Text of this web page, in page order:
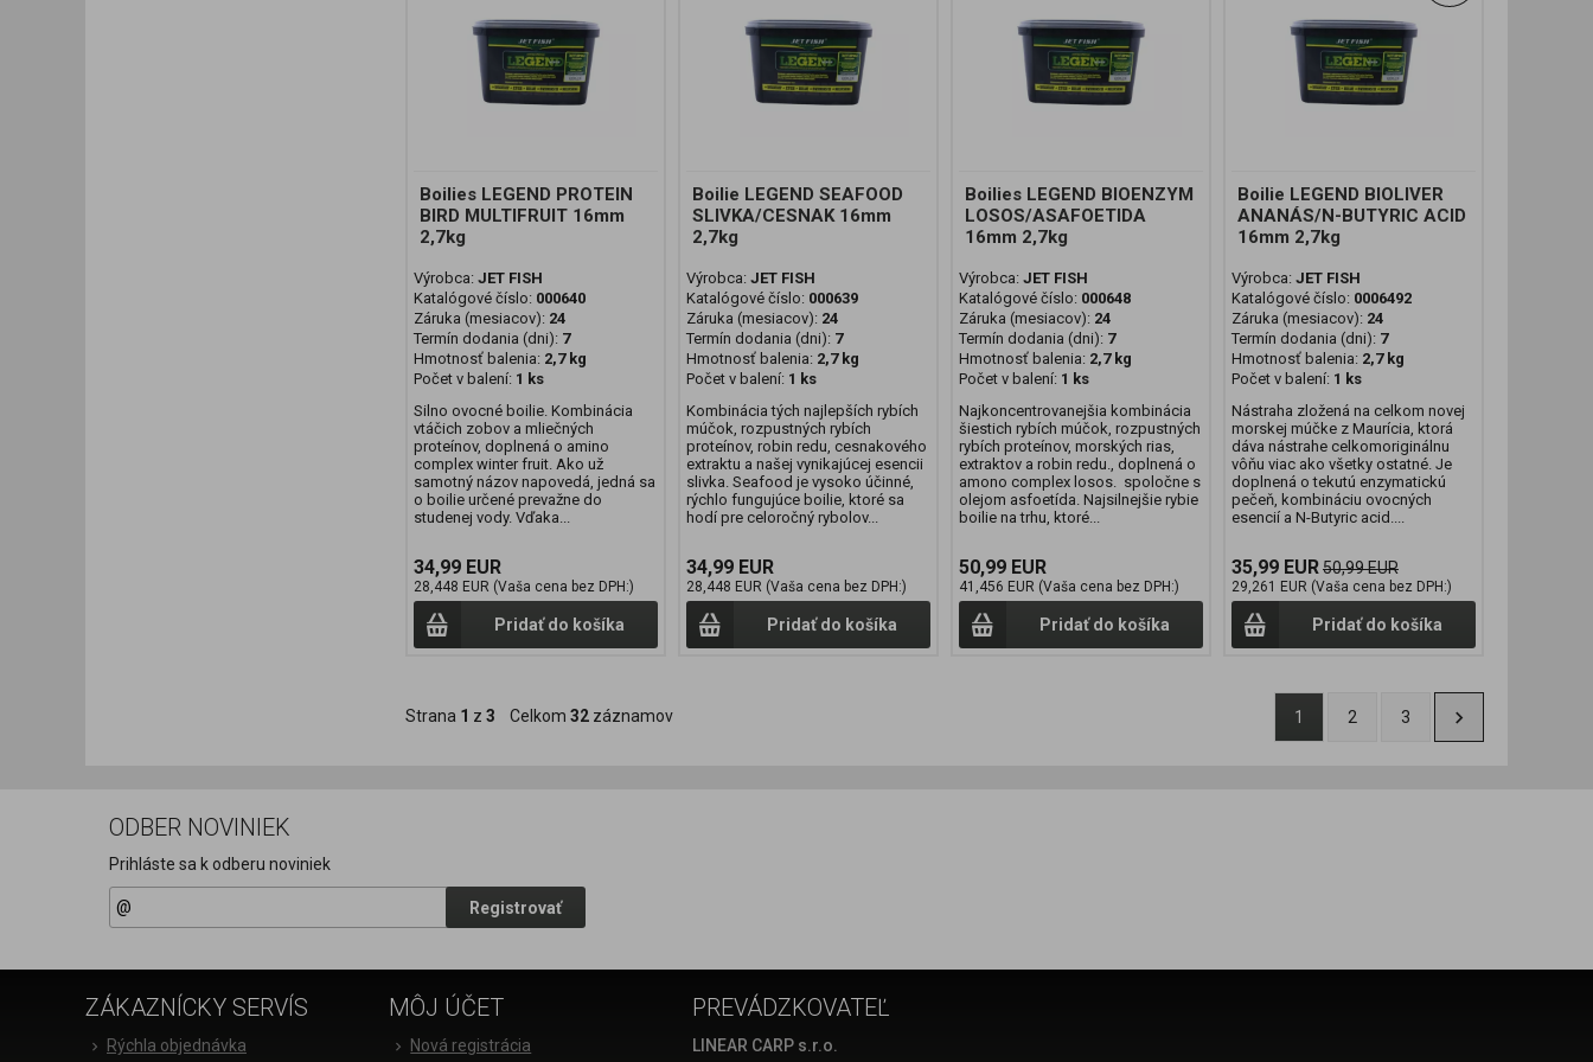
Boilies LEGEND PROTEIN
BIRD MULTIFRUIT 16mm
2,7kg
Výrobca: JET FISH
Katalógové číslo: 000640
Záruka (mesiacov): 24
Termín dodania (dni): 7
Hmotnosť balenia: 2,7 kg
Počet v balení: 1 ks
Silno ovocné boilie. Kombinácia
vtáčich zobov a mliečných
proteínov, doplnená o amino
complex winter fruit. Ako už
samotný názov napovedá, jedná sa
o boilie určené prevažne do
studenej vody. Vďaka...
34,99 EUR
28,448 EUR (Vaša cena bez DPH:)
Pridať do košíka
Boilie LEGEND SEAFOOD
SLIVKA/CESNAK 16mm
2,7kg
Výrobca: JET FISH
Katalógové číslo: 000639
Záruka (mesiacov): 24
Termín dodania (dni): 7
Hmotnosť balenia: 2,7 kg
Počet v balení: 1 ks
Kombinácia tých najlepších rybích
múčok, rozpustných rybích
proteínov, robin redu, cesnakového
extraktu a našej vynikajúcej esencii
slivka. Seafood je vysoko účinné,
rýchlo fungujúce boilie, ktoré sa
hodí pre celoročný rybolov...
34,99 EUR
28,448 EUR (Vaša cena bez DPH:)
Pridať do košíka
Boilies LEGEND BIOENZYM
LOSOS/ASAFOETIDA
16mm 2,7kg
Výrobca: JET FISH
Katalógové číslo: 000648
Záruka (mesiacov): 24
Termín dodania (dni): 7
Hmotnosť balenia: 2,7 kg
Počet v balení: 1 ks
Najkoncentrovanejšia kombinácia
šiestich rybích múčok, rozpustných
rybích proteínov, morských rias,
extraktov a robin redu., doplnená o
amono complex losos. spoločne s
olejom asfoetída. Najsilnejšie rybie
boilie na trhu, ktoré...
50,99 EUR
41,456 EUR (Vaša cena bez DPH:)
Pridať do košíka
Boilie LEGEND BIOLIVER
ANANÁS/N-BUTYRIC ACID
16mm 2,7kg
Výrobca: JET FISH
Katalógové číslo: 0006492
Záruka (mesiacov): 24
Termín dodania (dni): 7
Hmotnosť balenia: 2,7 kg
Počet v balení: 1 ks
Nástraha zložená na celkom novej
morskej múčke z Maurícia, ktorá
dáva nástrahe celkomoriginálnu
vôňu viac ako všetky ostatné. Je
doplnená o tekutú enzymatickú
pečeň, kombináciu ovocných
esencií a N-Butyric acid....
35,99 EUR50,99 EUR
29,261 EUR (Vaša cena bez DPH:)
Pridať do košíka
Strana 1 z 3 Celkom 32 záznamov 1 2 3
ODBER NOVINIEK
Prihláste sa k odberu noviniek
Registrovať
ZÁKAZNÍCKY SERVÍS
Rýchla objednávka
MÔJ ÚČET
Nová registrácia
PREVÁDZKOVATEĽ
LINEAR CARP s.r.o.